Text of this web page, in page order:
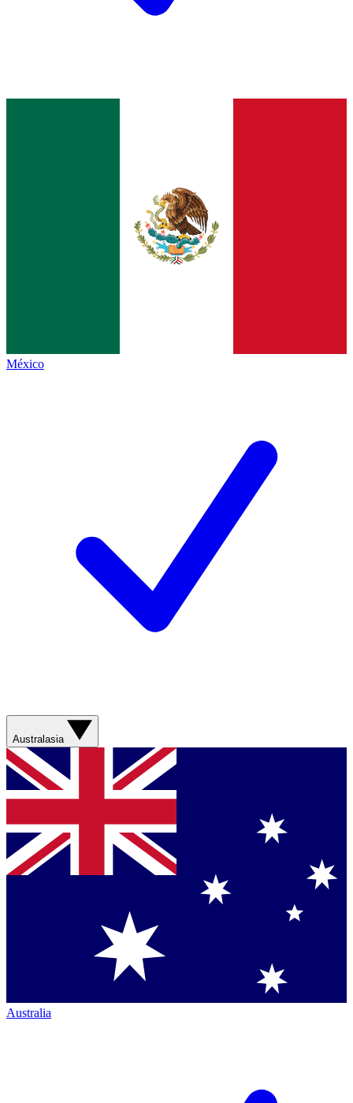
México
Australasia
Australia